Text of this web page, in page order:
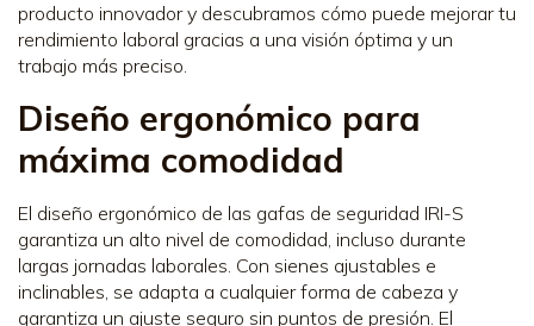
producto innovador y descubramos cómo puede mejorar tu
rendimiento laboral gracias a una visión óptima y un
trabajo más preciso.
Diseño ergonómico para
máxima comodidad
El diseño ergonómico de las gafas de seguridad IRI-S
garantiza un alto nivel de comodidad, incluso durante
largas jornadas laborales. Con sienes ajustables e
inclinables, se adapta a cualquier forma de cabeza y
garantiza un ajuste seguro sin puntos de presión. El